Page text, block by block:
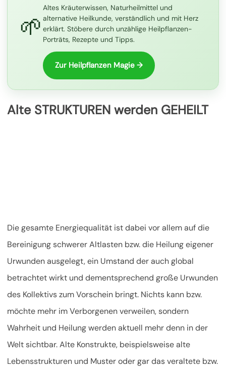
🌱
Altes Kräuterwissen, Naturheilmittel und
alternative Heilkunde, verständlich und mit Herz
erklärt. Stöbere durch unzählige Heilpflanzen-
Porträts, Rezepte und Tipps.
Zur Heilpflanzen Magie →
Alte STRUKTUREN werden GEHEILT
Die gesamte Energiequalität ist dabei vor allem auf die
Bereinigung schwerer Altlasten bzw. die Heilung eigener
Urwunden ausgelegt, ein Umstand der auch global
betrachtet wirkt und dementsprechend große Urwunden
des Kollektivs zum Vorschein bringt. Nichts kann bzw.
möchte mehr im Verborgenen verweilen, sondern
Wahrheit und Heilung werden aktuell mehr denn in der
Welt sichtbar. Alte Konstrukte, beispielsweise alte
Lebensstrukturen und Muster oder gar das veraltete bzw.